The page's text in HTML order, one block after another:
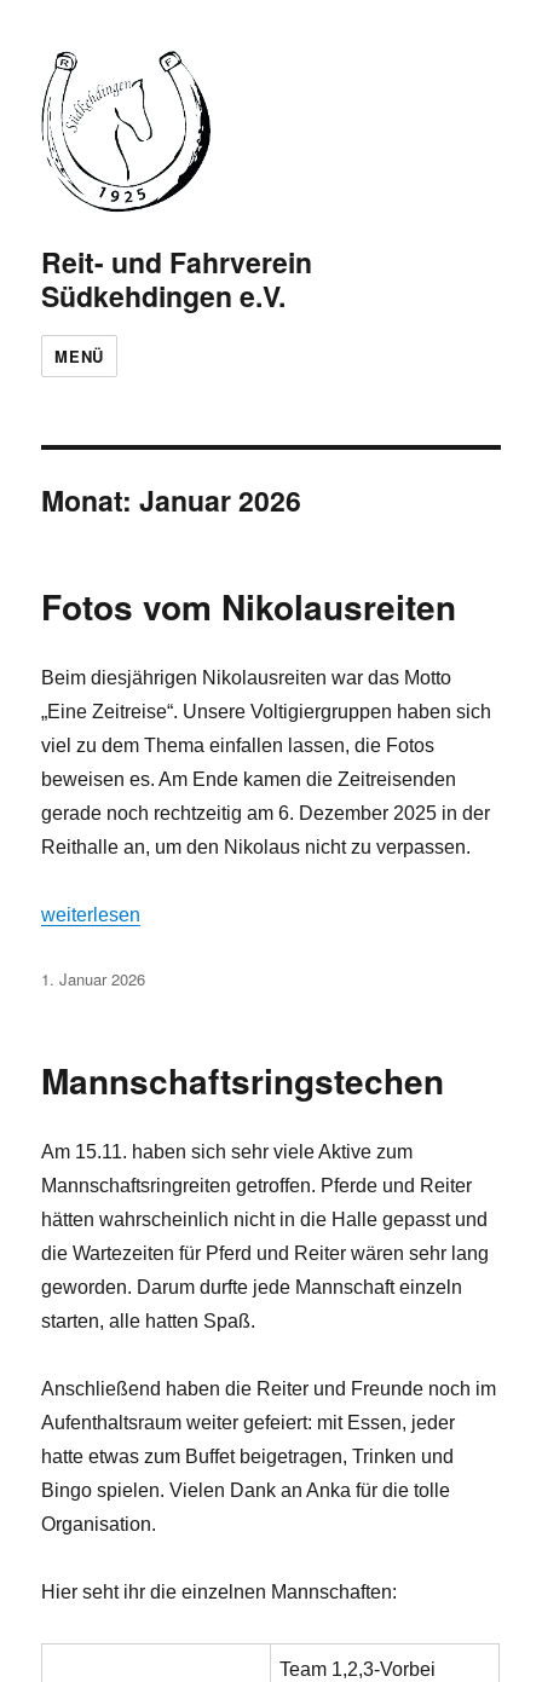
Reit- und Fahrverein
Südkehdingen e.V.
MENÜ
Monat:Januar 2026
Fotos vom Nikolausreiten
Beim diesjährigen Nikolausreiten war das Motto
„Eine Zeitreise“. Unsere Voltigiergruppen haben sich
viel zu dem Thema einfallen lassen, die Fotos
beweisen es. Am Ende kamen die Zeitreisenden
gerade noch rechtzeitig am 6. Dezember 2025 in der
Reithalle an, um den Nikolaus nicht zu verpassen.
„Fotos vom Nikolausreiten“
weiterlesen
Veröffentlicht
1. Januar 2026
Mannschaftsringstechen
Am 15.11. haben sich sehr viele Aktive zum
Mannschaftsringreiten getroffen. Pferde und Reiter
hätten wahrscheinlich nicht in die Halle gepasst und
die Wartezeiten für Pferd und Reiter wären sehr lang
geworden. Darum durfte jede Mannschaft einzeln
starten, alle hatten Spaß.
Anschließend haben die Reiter und Freunde noch im
Aufenthaltsraum weiter gefeiert: mit Essen, jeder
hatte etwas zum Buffet beigetragen, Trinken und
Bingo spielen. Vielen Dank an Anka für die tolle
Organisation.
Hier seht ihr die einzelnen Mannschaften:
Team 1,2,3-Vorbei